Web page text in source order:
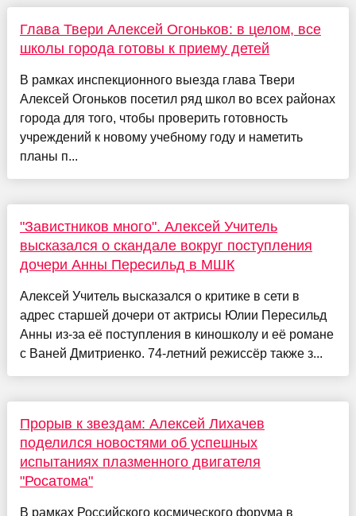
Глава Твери Алексей Огоньков: в целом, все
школы города готовы к приему детей
В рамках инспекционного выезда глава Твери
Алексей Огоньков посетил ряд школ во всех районах
города для того, чтобы проверить готовность
учреждений к новому учебному году и наметить
планы п...
"Завистников много". Алексей Учитель
высказался о скандале вокруг поступления
дочери Анны Пересильд в МШК
Алексей Учитель высказался о критике в сети в
адрес старшей дочери от актрисы Юлии Пересильд
Анны из-за её поступления в киношколу и её романе
с Ваней Дмитриенко. 74-летний режиссёр также з...
Прорыв к звездам: Алексей Лихачев
поделился новостями об успешных
испытаниях плазменного двигателя
"Росатома"
В рамках Российского космического форума в